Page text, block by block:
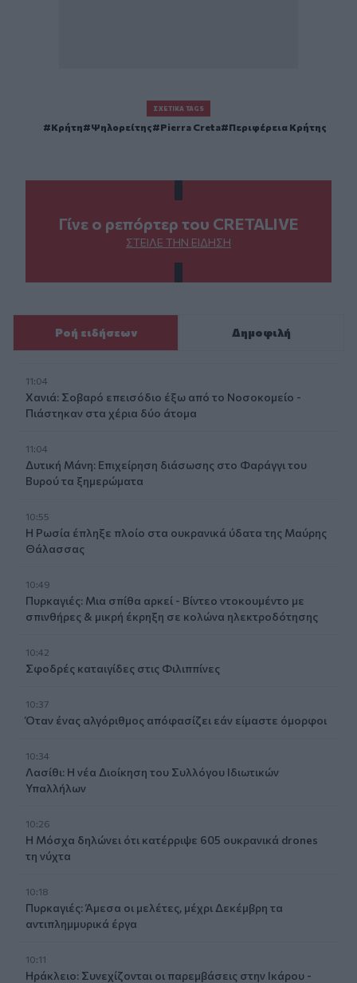
ΣΧΕΤΙΚΆ TAGS
Κρήτη Ψηλορείτης Pierra Creta Περιφέρεια Κρήτης
Γίνε ο ρεπόρτερ του CRETALIVE
ΣΤΕΊΛΕ ΤΗΝ ΕΊΔΗΣΗ
Ροή ειδήσεων Δημοφιλή
11:04
Χανιά: Σοβαρό επεισόδιο έξω από το Νοσοκομείο -
Πιάστηκαν στα χέρια δύο άτομα
11:04
Δυτική Μάνη: Επιχείρηση διάσωσης στο Φαράγγι του
Βυρού τα ξημερώματα
10:55
Η Ρωσία έπληξε πλοίο στα ουκρανικά ύδατα της Μαύρης
Θάλασσας
10:49
Πυρκαγιές: Μια σπίθα αρκεί - Βίντεο ντοκουμέντο με
σπινθήρες & μικρή έκρηξη σε κολώνα ηλεκτροδότησης
10:42
Σφοδρές καταιγίδες στις Φιλιππίνες
10:37
Όταν ένας αλγόριθμος απόφασίζει εάν είμαστε όμορφοι
10:34
Λασίθι: Η νέα Διοίκηση του Συλλόγου Ιδιωτικών
Υπαλλήλων
10:26
Η Μόσχα δηλώνει ότι κατέρριψε 605 ουκρανικά drones
τη νύχτα
10:18
Πυρκαγιές: Άμεσα οι μελέτες, μέχρι Δεκέμβρη τα
αντιπλημμυρικά έργα
10:11
Ηράκλειο: Συνεχίζονται οι παρεμβάσεις στην Ικάρου -